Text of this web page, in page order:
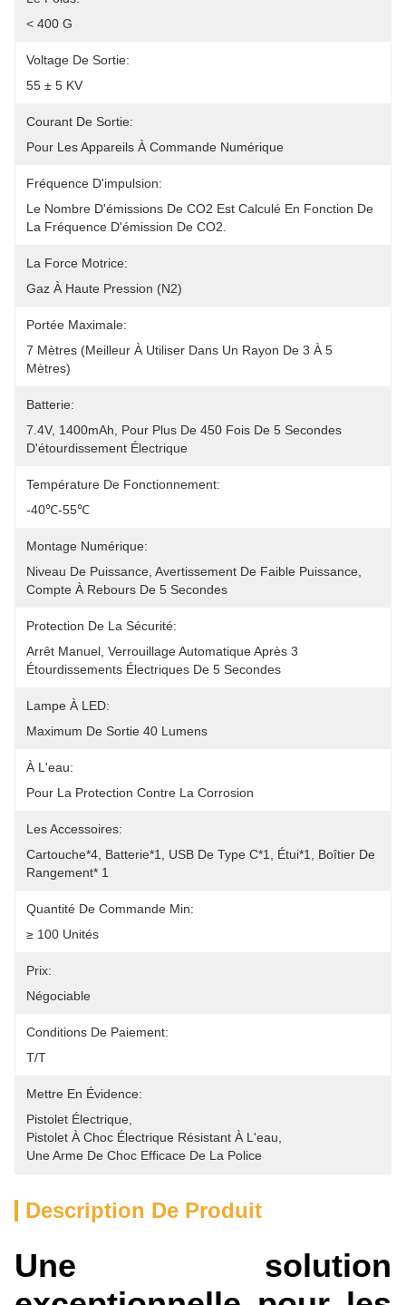
< 400 G
Voltage De Sortie:
55 ± 5 KV
Courant De Sortie:
Pour Les Appareils À Commande Numérique
Fréquence D'impulsion:
Le Nombre D'émissions De CO2 Est Calculé En Fonction De
La Fréquence D'émission De CO2.
La Force Motrice:
Gaz À Haute Pression (N2)
Portée Maximale:
7 Mètres (meilleur À Utiliser Dans Un Rayon De 3 À 5
Mètres)
Batterie:
7.4V, 1400mAh, Pour Plus De 450 Fois De 5 Secondes
D'étourdissement Électrique
Température De Fonctionnement:
-40℃-55℃
Montage Numérique:
Niveau De Puissance, Avertissement De Faible Puissance,
Compte À Rebours De 5 Secondes
Protection De La Sécurité:
Arrêt Manuel, Verrouillage Automatique Après 3
Étourdissements Électriques De 5 Secondes
Lampe À LED:
Maximum De Sortie 40 Lumens
À L'eau:
Pour La Protection Contre La Corrosion
Les Accessoires:
Cartouche*4, Batterie*1, USB De Type C*1, Étui*1, Boîtier De
Rangement* 1
Quantité De Commande Min:
≥ 100 Unités
Prix:
Négociable
Conditions De Paiement:
T/T
Mettre En Évidence:
Pistolet Électrique
Pistolet À Choc Électrique Résistant À L'eau
Une Arme De Choc Efficace De La Police
Description De Produit
Une solution